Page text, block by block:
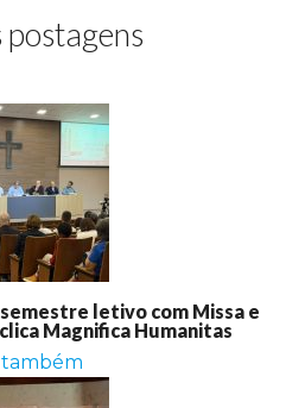
letivo com Missa e
Magnifica Humanitas
também